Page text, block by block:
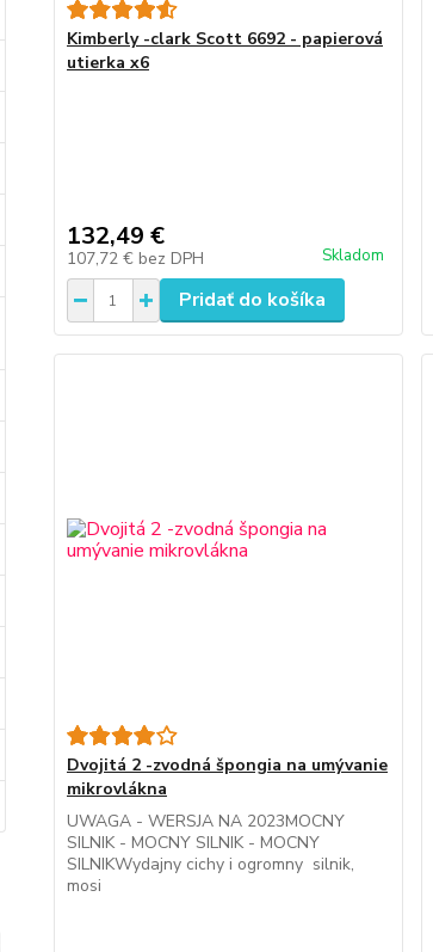
Kimberly -clark Scott 6692 - papierová
utierka x6
132,49 €
107,72 € bez DPH Skladom
Pridať do košíka
Dvojitá 2 -zvodná špongia na umývanie
mikrovlákna
UWAGA - WERSJA NA 2023MOCNY
SILNIK - MOCNY SILNIK - MOCNY
SILNIKWydajny cichy i ogromny silnik,
mosi